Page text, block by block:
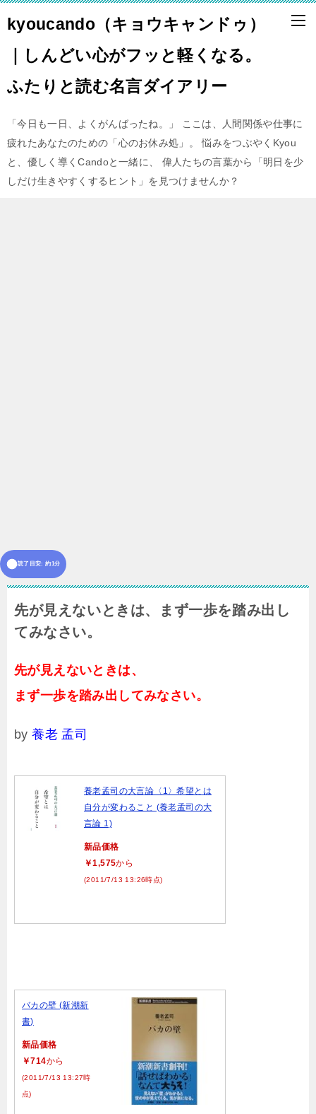
kyoucando（キョウキャンドゥ）
｜しんどい心がフッと軽くなる。
ふたりと読む名言ダイアリー
「今日も一日、よくがんばったね。」 ここは、人間関係や仕事に
疲れたあなたのための「心のお休み処」。 悩みをつぶやくKyou
と、優しく導くCandoと一緒に、 偉人たちの言葉から「明日を少
しだけ生きやすくするヒント」を見つけませんか？
読了目安: 約1分
先が見えないときは、まず一歩を踏み出し
てみなさい。
先が見えないときは、
まず一歩を踏み出してみなさい。
by養老 孟司
養老孟司の大言論〈1〉希望とは
自分が変わること (養老孟司の大
言論 1)
新品価格
￥1,575から
(2011/7/13 13:26時点)
バカの壁 (新潮新
書)
新品価格
￥714から
(2011/7/13 13:27時
点)